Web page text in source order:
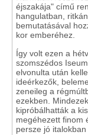
éjszakája" című
hangulatban,
bemutatásával
kor emberéhez.
Így volt ezen a
szomszédos
elvonulta után
ideérkezők,
zeneileg a
ezekben.
kipróbálhatták a
megéhezett finom
persze jó italokban